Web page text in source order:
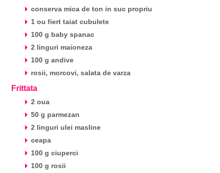
conserva mica de ton in suc propriu
1 ou fiert taiat cubulete
100 g baby spanac
2 linguri maioneza
100 g andive
rosii, morcovi, salata de varza
Frittata
2 oua
50 g parmezan
2 linguri ulei masline
ceapa
100 g ciuperci
100 g rosii